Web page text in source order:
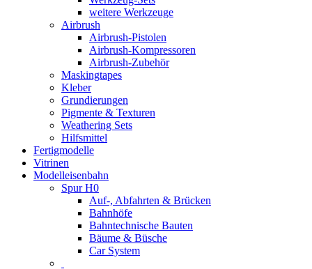
weitere Werkzeuge
Airbrush
Airbrush-Pistolen
Airbrush-Kompressoren
Airbrush-Zubehör
Maskingtapes
Kleber
Grundierungen
Pigmente & Texturen
Weathering Sets
Hilfsmittel
Fertigmodelle
Vitrinen
Modelleisenbahn
Spur H0
Auf-, Abfahrten & Brücken
Bahnhöfe
Bahntechnische Bauten
Bäume & Büsche
Car System